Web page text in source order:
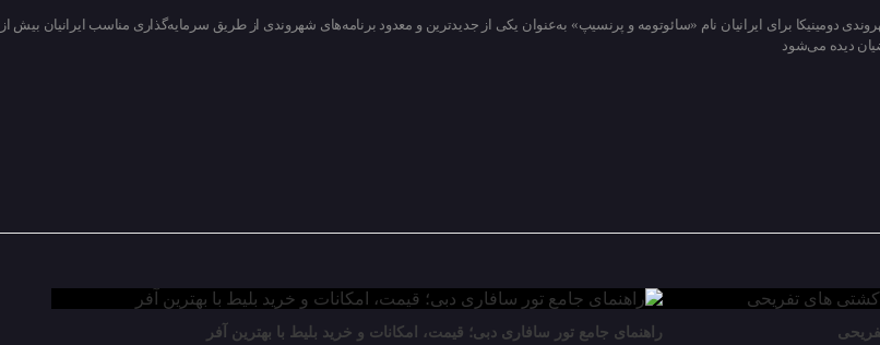
دومینیکا برای ایرانیان نام «سائوتومه و پرنسیپ» به‌عنوان یکی از جدیدترین و معدود برنامه‌های شهروندی از طریق سرمایه‌گذاری مناسب ایرانیان بیش از
دیده می‌شود
راهنمای جامع تور سافاری دبی؛ قیمت، امکانات و خرید بلیط با بهترین آفر